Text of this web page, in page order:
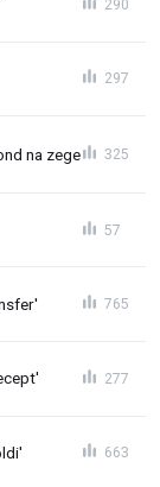
290
297
na zege 325
57
765
277
663